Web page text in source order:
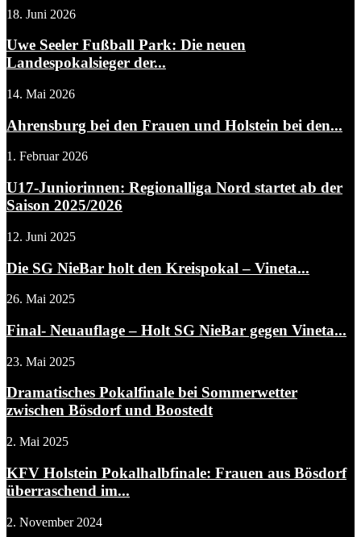
18. Juni 2026
Uwe Seeler Fußball Park: Die neuen
Landespokalsieger der...
14. Mai 2026
Ahrensburg bei den Frauen und Holstein bei den...
1. Februar 2026
U17-Juniorinnen: Regionalliga Nord startet ab der
Saison 2025/2026
12. Juni 2025
Die SG NieBar holt den Kreispokal – Vineta...
26. Mai 2025
Final- Neuauflage – Holt SG NieBar gegen Vineta...
23. Mai 2025
Dramatisches Pokalfinale bei Sommerwetter
zwischen Bösdorf und Boostedt
2. Mai 2025
KFV Holstein Pokalhalbfinale: Frauen aus Bösdorf
überraschend im...
2. November 2024